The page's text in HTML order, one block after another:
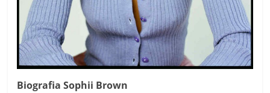
Biografia Sophii Brown